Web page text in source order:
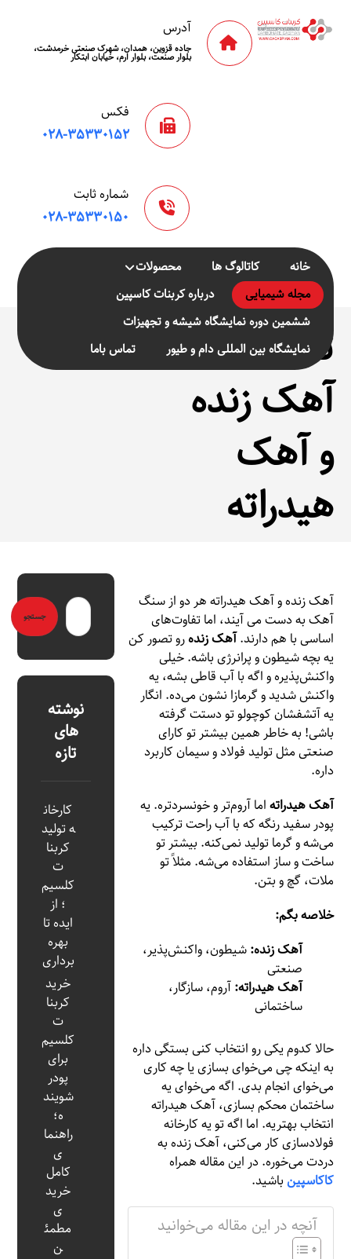
آدرس
جاده قزوین، همدان، شهرک صنعتی خرمدشت،
بلوار صنعت، بلوار ارم، خیابان ابتکار
فکس
۰۲۸-۳۵۳۳۰۱۵۲
شماره ثابت
۰۲۸-۳۵۳۳۰۱۵۰
خانه کاتالوگ ها
محصولات
مجله شیمیایی
درباره کربنات کاسپین
ششمین دوره نمایشگاه شیشه و تجهیزات
نمایشگاه بین المللی دام و طیور
تماس باما
تفاوت
آهک زنده
و آهک
هیدراته
آهک زنده و آهک هیدراته هر دو از سنگ
آهک به دست می آیند، اما تفاوت‌های
اساسی با هم دارند.آهک زندهرو تصور کن
یه بچه شیطون و پرانرژی باشه. خیلی
واکنش‌پذیره و اگه با آب قاطی بشه، یه
واکنش شدید و گرمازا نشون می‌ده. انگار
یه آتشفشان کوچولو تو دستت گرفته
باشی! به خاطر همین بیشتر تو کارای
صنعتی مثل تولید فولاد و سیمان کاربرد
داره.
آهک هیدراتهاما آروم‌تر و خونسردتره. یه
پودر سفید رنگه که با آب راحت ترکیب
می‌شه و گرما تولید نمی‌کنه. بیشتر تو
ساخت و ساز استفاده می‌شه. مثلاً تو
ملات، گچ و بتن.
خلاصه بگم:
آهک زنده:شیطون، واکنش‌پذیر،
صنعتی
آهک هیدراته:آروم، سازگار،
ساختمانی
حالا کدوم یکی رو انتخاب کنی بستگی داره
به اینکه چی می‌خوای بسازی یا چه کاری
می‌خوای انجام بدی. اگه می‌خوای یه
ساختمان محکم بسازی، آهک هیدراته
انتخاب بهتریه. اما اگه تو یه کارخانه
فولادسازی کار می‌کنی، آهک زنده به
دردت می‌خوره. در این مقاله همراه
کاکاسپین باشید.
آنچه در این مقاله می‌خوانید
نوشته
های
تازه
کارخان
ه تولید
کربنا
ت
کلسیم
؛ از
ایده تا
بهره‌
برداری
خرید
کربنا
ت
کلسیم
برای
پودر
شویند
ه؛
راهنما
ی
کامل
خرید
ی
مطمئ
ن